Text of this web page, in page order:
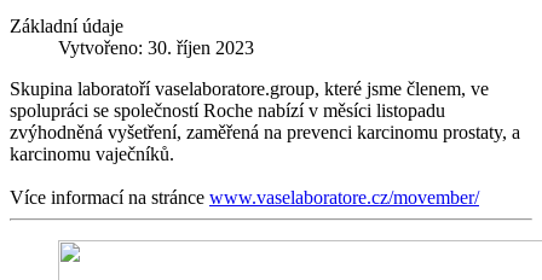
Základní údaje
Vytvořeno: 30. říjen 2023
Skupina laboratoří vaselaboratore.group, které jsme členem, ve
spolupráci se společností Roche nabízí v měsíci listopadu
zvýhodněná vyšetření, zaměřená na prevenci karcinomu prostaty, a
karcinomu vaječníků.
Více informací na stránce www.vaselaboratore.cz/movember/